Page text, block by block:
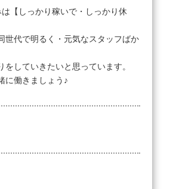
【しっかり稼いで・しっかり休
世代で明るく・元気なスタッフばか
をしていきたいと思っています。
に働きましょう♪
リーはこちら！